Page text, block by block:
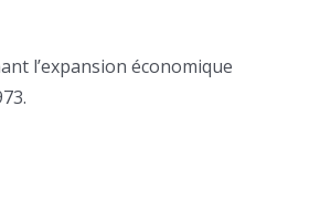
l’expansion économique